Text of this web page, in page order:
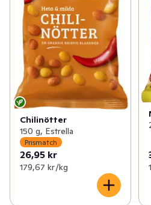
Chilinötter
150 g, Estrella
Prismatch
26,95 kr
179,67 kr /kg